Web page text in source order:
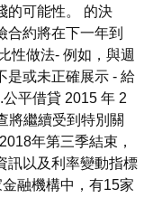
的可能性。 的決
合約將在下一年到
性做法- 例如，與週
是或未正確展示 - 給
平借貸 2015 年 2
將繼續受到特別關
年第三季結束，
訊以及利率變動指標
融機構中，有15家